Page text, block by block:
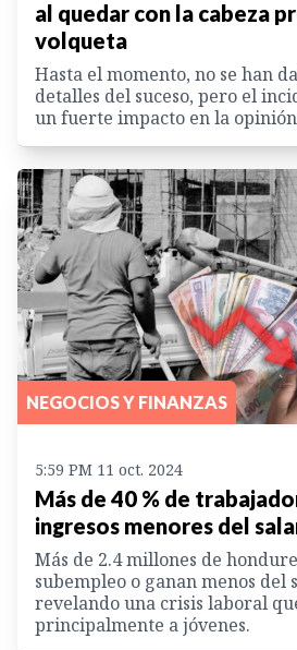
al quedar con la cabeza
volqueta
Hasta el momento, no se han
detalles del suceso, pero el
un fuerte impacto en la
NEGOCIOS Y FINANZAS
5:59 PM 11 oct. 2024
Más de 40 % de
ingresos menores del
Más de 2.4 millones de
subempleo o ganan menos del
revelando una crisis laboral
principalmente a jóvenes.